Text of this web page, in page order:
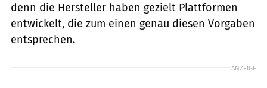
denn die Hersteller haben gezielt Plattformen
entwickelt, die zum einen genau diesen Vorgaben
entsprechen.
ANZEIGE